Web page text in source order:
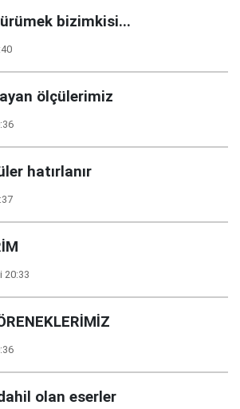
bizimkisi...
ölçülerimiz
hatırlanır
20:33
olan eserler